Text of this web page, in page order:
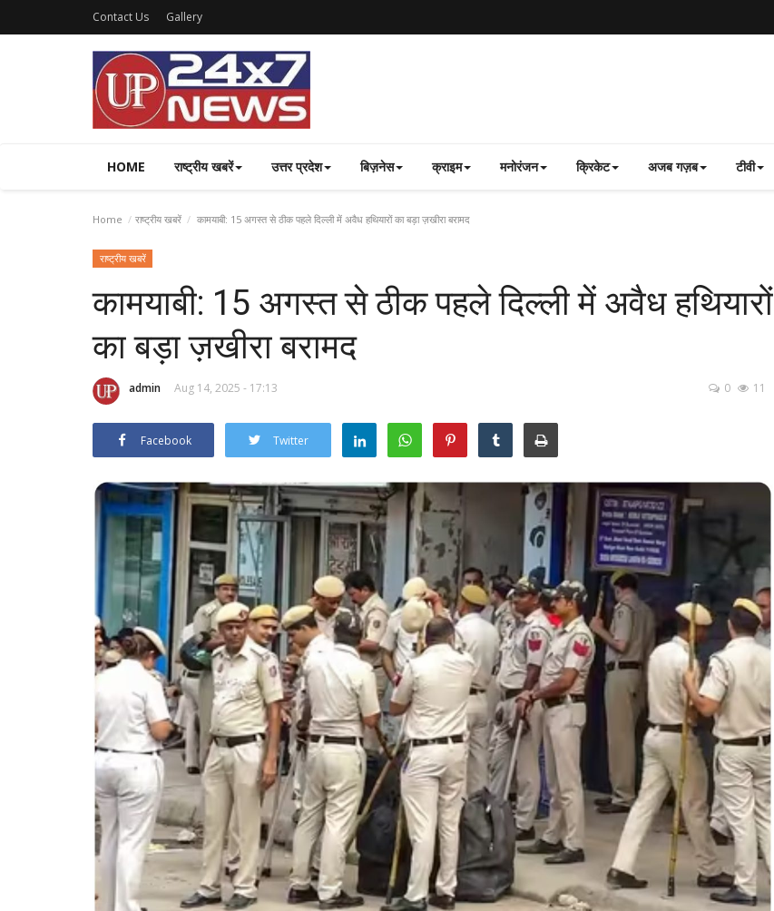
Contact Us Gallery
HOME राष्ट्रीय खबरें उत्तर प्रदेश बिज़नेस क्राइम मनोरंजन क्रिकेट अजब गज़ब टीवी
Home राष्ट्रीय खबरें कामयाबी: 15 अगस्त से ठीक पहले दिल्ली में अवैध हथियारों का बड़ा ज़खीरा बरामद
राष्ट्रीय खबरें
कामयाबी: 15 अगस्त से ठीक पहले दिल्ली में अवैध हथियारों
का बड़ा ज़खीरा बरामद
admin Aug 14, 2025 - 17:13 0 11
Facebook Twitter